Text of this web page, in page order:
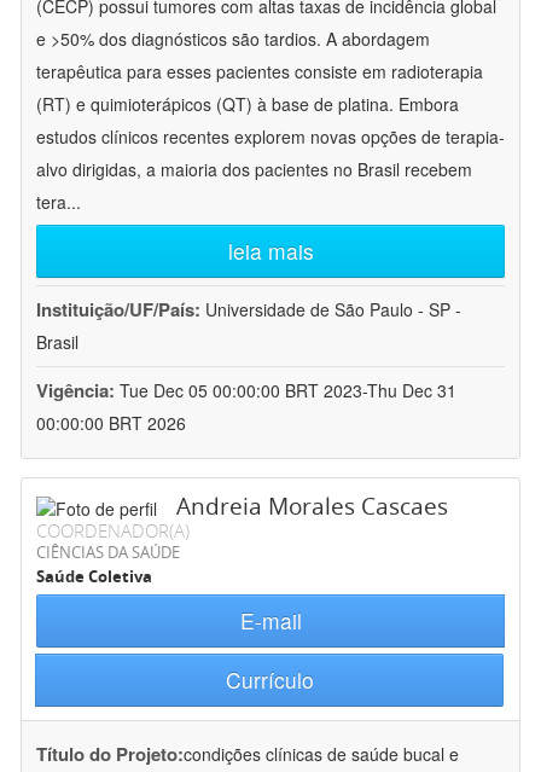
(CECP) possui tumores com altas taxas de incidência global
e >50% dos diagnósticos são tardios. A abordagem
terapêutica para esses pacientes consiste em radioterapia
(RT) e quimioterápicos (QT) à base de platina. Embora
estudos clínicos recentes explorem novas opções de terapia-
alvo dirigidas, a maioria dos pacientes no Brasil recebem
tera...
leia mais
Instituição/UF/País: Universidade de São Paulo - SP -
Brasil
Vigência: Tue Dec 05 00:00:00 BRT 2023-Thu Dec 31
00:00:00 BRT 2026
Andreia Morales Cascaes
COORDENADOR(A)
CIÊNCIAS DA SAÚDE
Saúde Coletiva
E-mail
Currículo
Título do Projeto:condições clínicas de saúde bucal e